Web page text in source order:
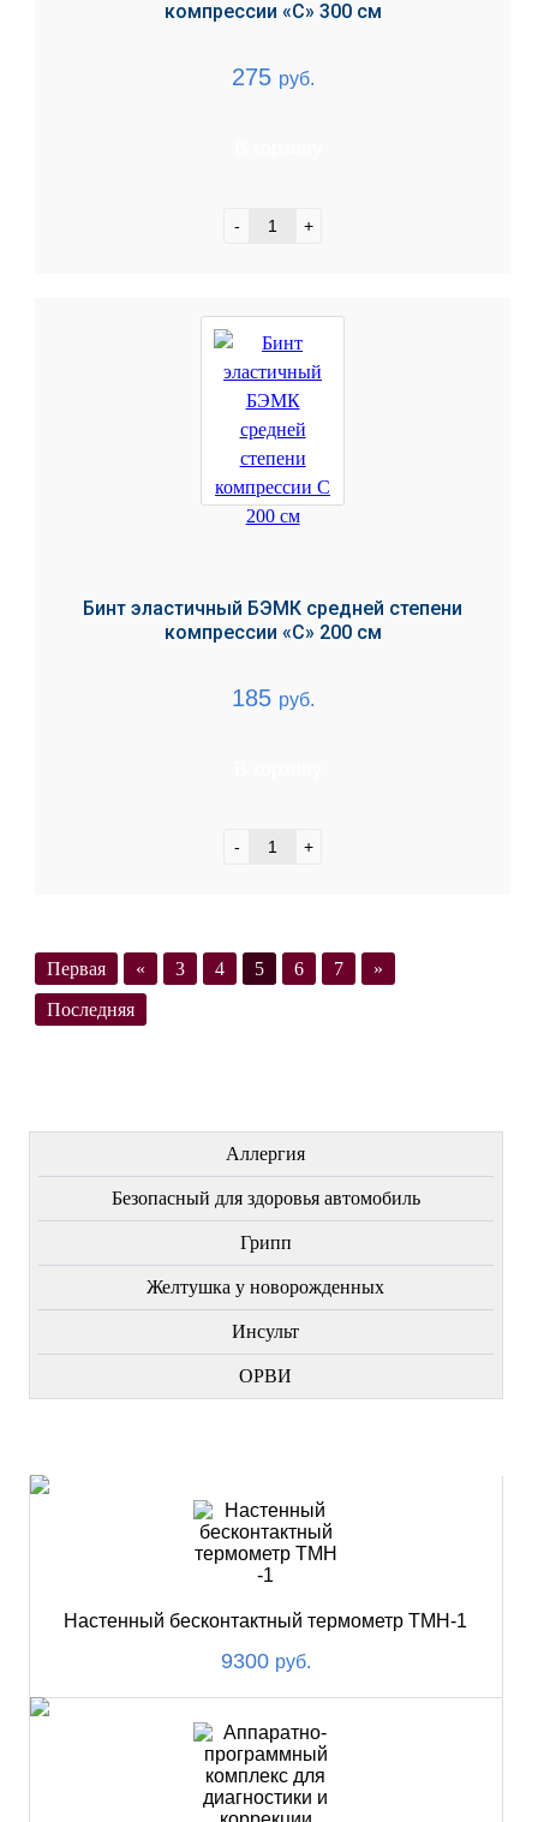
компрессии «С» 300 см
275 руб.
- +
Бинт эластичный БЭМК средней степени
компрессии «С» 200 см
185 руб.
- +
Первая « 3 4 5 6 7
»
Последняя
Аллергия
Безопасный для здоровья автомобиль
Грипп
Желтушка у новорожденных
Инсульт
ОРВИ
Настенный бесконтактный термометр ТМН-1
9300 руб.